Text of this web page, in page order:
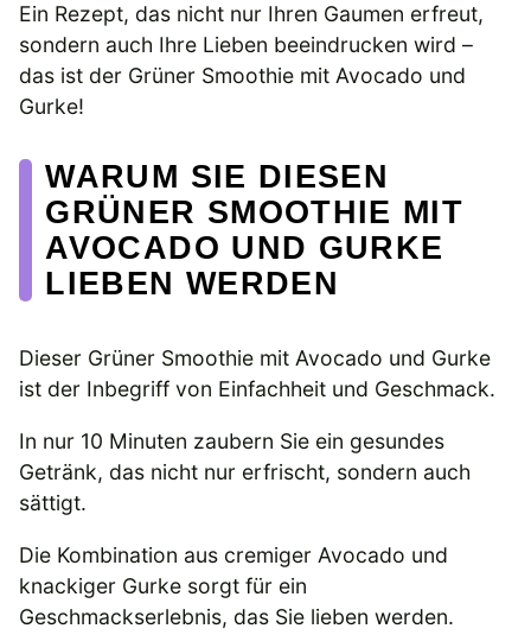
Ein Rezept, das nicht nur Ihren Gaumen erfreut,
sondern auch Ihre Lieben beeindrucken wird –
das ist der Grüner Smoothie mit Avocado und
Gurke!
WARUM SIE DIESEN
GRÜNER SMOOTHIE MIT
AVOCADO UND GURKE
LIEBEN WERDEN
Dieser Grüner Smoothie mit Avocado und Gurke
ist der Inbegriff von Einfachheit und Geschmack.
In nur 10 Minuten zaubern Sie ein gesundes
Getränk, das nicht nur erfrischt, sondern auch
sättigt.
Die Kombination aus cremiger Avocado und
knackiger Gurke sorgt für ein
Geschmackserlebnis, das Sie lieben werden.